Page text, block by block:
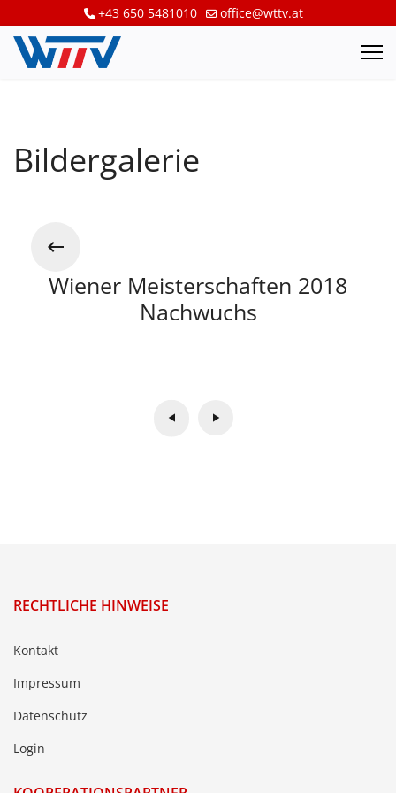
+43 650 5481010 office@wttv.at
Bildergalerie
Wiener Meisterschaften 2018
Nachwuchs
RECHTLICHE HINWEISE
Kontakt
Impressum
Datenschutz
Login